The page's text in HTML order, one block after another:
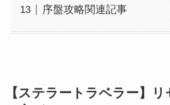
序盤攻略関連記事
【ステラートラベラー】